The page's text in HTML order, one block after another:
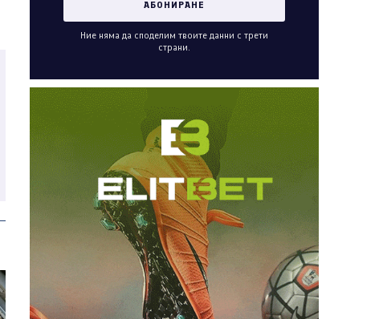
Ние няма да споделим твоите данни с трети
страни.